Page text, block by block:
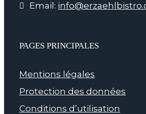
Email:
PAGES PRINCIPALES
Mentions légales
Protection des données
Conditions d’utilisation